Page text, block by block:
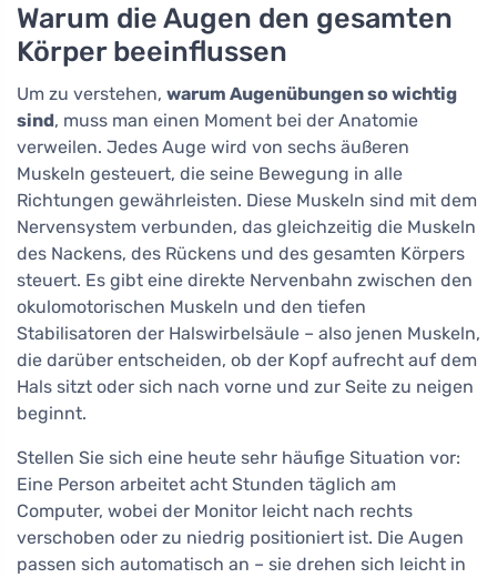
Warum die Augen den gesamten
Körper beeinflussen
Um zu verstehen, warum Augenübungen so wichtig
sind, muss man einen Moment bei der Anatomie
verweilen. Jedes Auge wird von sechs äußeren
Muskeln gesteuert, die seine Bewegung in alle
Richtungen gewährleisten. Diese Muskeln sind mit dem
Nervensystem verbunden, das gleichzeitig die Muskeln
des Nackens, des Rückens und des gesamten Körpers
steuert. Es gibt eine direkte Nervenbahn zwischen den
okulomotorischen Muskeln und den tiefen
Stabilisatoren der Halswirbelsäule – also jenen Muskeln,
die darüber entscheiden, ob der Kopf aufrecht auf dem
Hals sitzt oder sich nach vorne und zur Seite zu neigen
beginnt.
Stellen Sie sich eine heute sehr häufige Situation vor:
Eine Person arbeitet acht Stunden täglich am
Computer, wobei der Monitor leicht nach rechts
verschoben oder zu niedrig positioniert ist. Die Augen
passen sich automatisch an – sie drehen sich leicht in